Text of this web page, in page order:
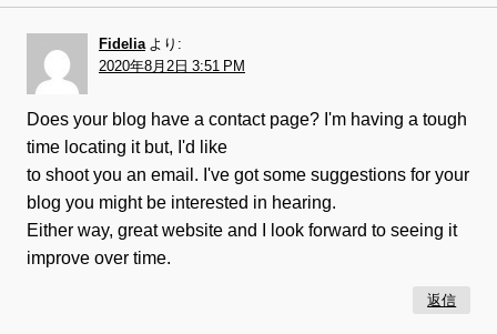
Fidelia より:
2020年8月2日 3:51 PM
Does your blog have a contact page? I'm having a tough
time locating it but, I'd like
to shoot you an email. I've got some suggestions for your
blog you might be interested in hearing.
Either way, great website and I look forward to seeing it
improve over time.
返信